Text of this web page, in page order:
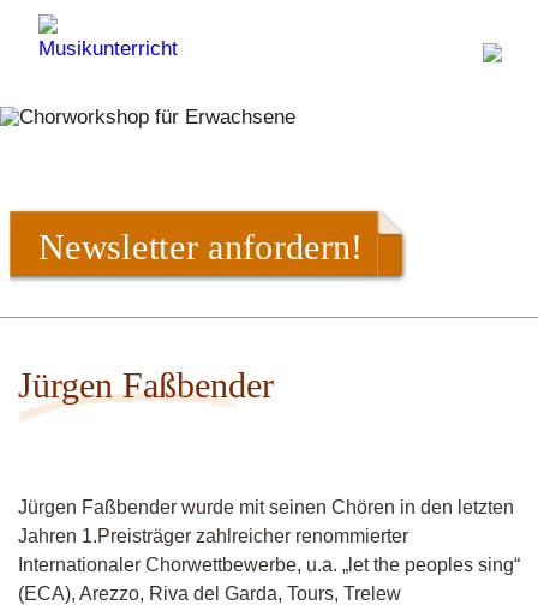
Newsletter anfordern!
Jürgen Faßbender
Jürgen Faßbender wurde mit seinen Chören in den letzten
Jahren 1.Preisträger zahlreicher renommierter
Internationaler Chorwettbewerbe, u.a. „let the peoples sing“
(ECA), Arezzo, Riva del Garda, Tours, Trelew